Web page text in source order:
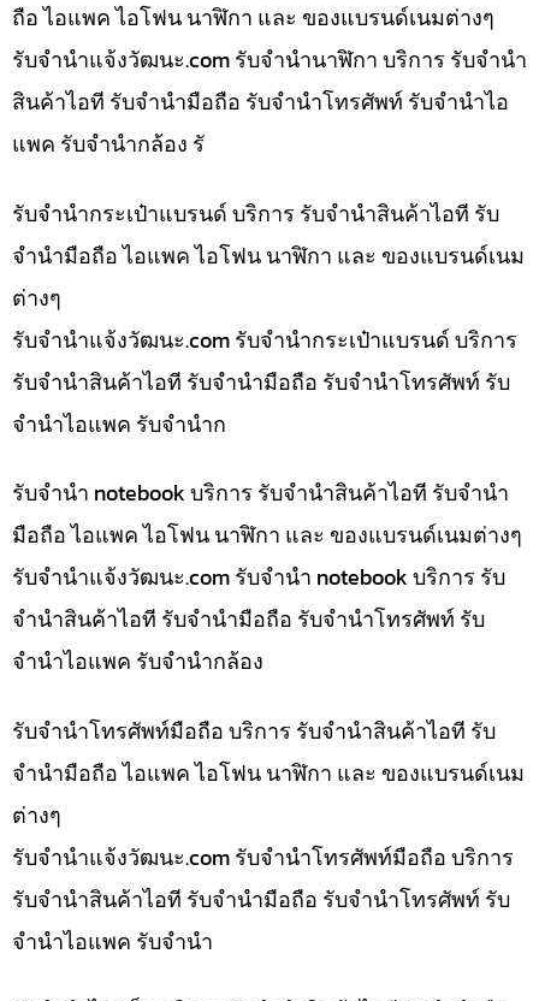
ถือ ไอแพค ไอโฟน นาฬิกา และ ของแบรนด์เนมต่างๆ
รับจํานําแจ้งวัฒนะ.com รับจำนำนาฬิกา บริการ รับจำนำ
สินค้าไอที รับจำนำมือถือ รับจำนำโทรศัพท์ รับจำนำไอ
แพค รับจำนำกล้อง รั
รับจำนำกระเป๋าแบรนด์ บริการ รับจำนำสินค้าไอที รับ
จำนำมือถือ ไอแพค ไอโฟน นาฬิกา และ ของแบรนด์เนม
ต่างๆ
รับจํานําแจ้งวัฒนะ.com รับจำนำกระเป๋าแบรนด์ บริการ
รับจำนำสินค้าไอที รับจำนำมือถือ รับจำนำโทรศัพท์ รับ
จำนำไอแพค รับจำนำก
รับจำนำ notebook บริการ รับจำนำสินค้าไอที รับจำนำ
มือถือ ไอแพค ไอโฟน นาฬิกา และ ของแบรนด์เนมต่างๆ
รับจํานําแจ้งวัฒนะ.com รับจำนำ notebook บริการ รับ
จำนำสินค้าไอที รับจำนำมือถือ รับจำนำโทรศัพท์ รับ
จำนำไอแพค รับจำนำกล้อง
รับจำนำโทรศัพท์มือถือ บริการ รับจำนำสินค้าไอที รับ
จำนำมือถือ ไอแพค ไอโฟน นาฬิกา และ ของแบรนด์เนม
ต่างๆ
รับจํานําแจ้งวัฒนะ.com รับจำนำโทรศัพท์มือถือ บริการ
รับจำนำสินค้าไอที รับจำนำมือถือ รับจำนำโทรศัพท์ รับ
จำนำไอแพค รับจำนำ